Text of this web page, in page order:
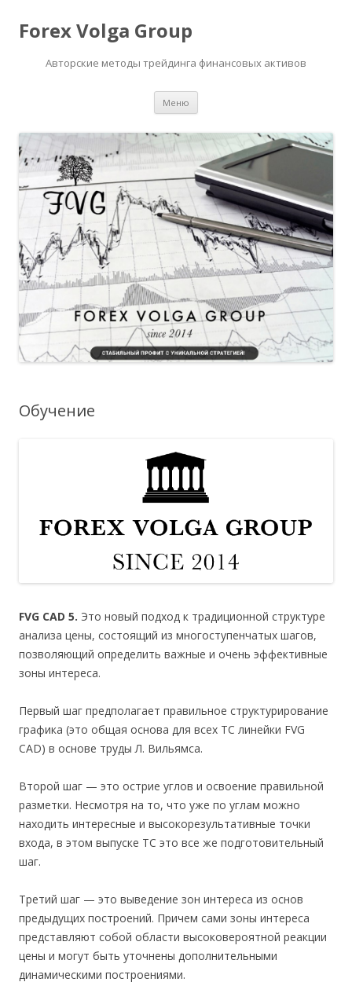
Forex Volga Group
Авторские методы трейдинга финансовых активов
Меню
Обучение
FVG CAD 5. Это новый подход к традиционной структуре
анализа цены, состоящий из многоступенчатых шагов,
позволяющий определить важные и очень эффективные
зоны интереса.
Первый шаг предполагает правильное структурирование
графика (это общая основа для всех ТС линейки FVG
CAD) в основе труды Л. Вильямса.
Второй шаг — это острие углов и освоение правильной
разметки. Несмотря на то, что уже по углам можно
находить интересные и высокорезультативные точки
входа, в этом выпуске ТС это все же подготовительный
шаг.
Третий шаг — это выведение зон интереса из основ
предыдущих построений. Причем сами зоны интереса
представляют собой области высоковероятной реакции
цены и могут быть уточнены дополнительными
динамическими построениями.